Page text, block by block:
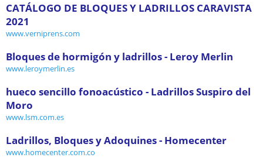
CATÁLOGO DE BLOQUES Y LADRILLOS CARAVISTA
2021
www.verniprens.com
Bloques de hormigón y ladrillos - Leroy Merlin
www.leroymerlin.es
hueco sencillo fonoacústico - Ladrillos Suspiro del
Moro
www.lsm.com.es
Ladrillos, Bloques y Adoquines - Homecenter
www.homecenter.com.co